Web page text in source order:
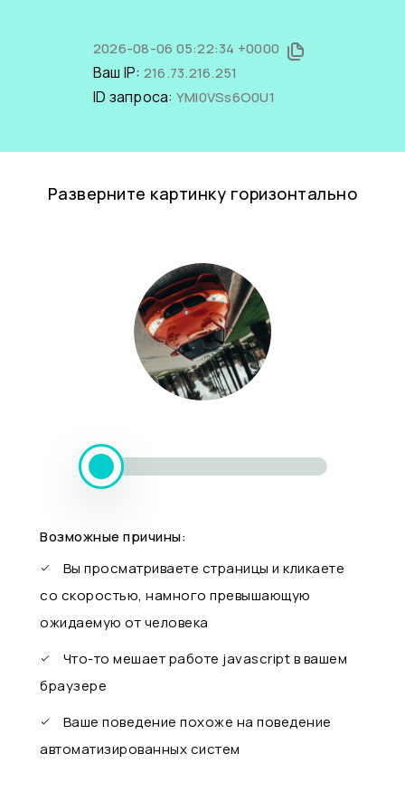
2026-08-06 05:22:34 +0000
Ваш IP: 216.73.216.251
ID запроса: YMI0VSs6O0U1
Разверните картинку горизонтально
Возможные причины:
Вы просматриваете страницы и кликаете
со скоростью, намного превышающую
ожидаемую от человека
Что-то мешает работе javascript в вашем
браузере
Ваше поведение похоже на поведение
автоматизированных систем